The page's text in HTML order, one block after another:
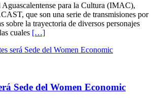
para la Cultura (IMAC),
que son una serie de transmisiones por
sobre la trayectoria de diversos personajes
cuales […]
Sede del Women Economic